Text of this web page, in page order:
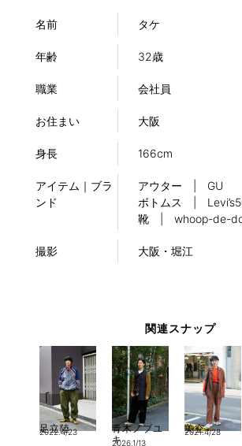
名前 タケ
年齢 32歳
職業 会社員
お住まい 大阪
身長 166cm
アイテム｜ブラ
ンド
アウター | GU
ボトムス |
靴 | whoop-de-
撮影 大阪・堀江
関連スナップ
足立陸
2022.4/23
青木ノブユ
キ
2026.1/13
美空
2021.4/28